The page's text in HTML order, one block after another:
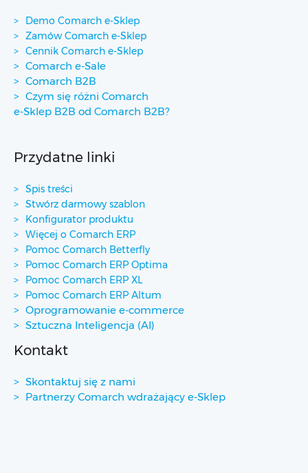
Demo Comarch e-Sklep
Zamów Comarch e-Sklep
Cennik Comarch e-Sklep
Comarch e-Sale
Comarch B2B
Czym się różni Comarch
e-Sklep B2B od Comarch B2B?
Przydatne linki
Spis treści
Stwórz darmowy szablon
Konfigurator produktu
Więcej o Comarch ERP
Pomoc Comarch Betterfly
Pomoc Comarch ERP Optima
Pomoc Comarch ERP XL
Pomoc Comarch ERP Altum
Oprogramowanie e-commerce
Sztuczna Inteligencja (AI)
Kontakt
Skontaktuj się z nami
Partnerzy Comarch wdrażający e-Sklep